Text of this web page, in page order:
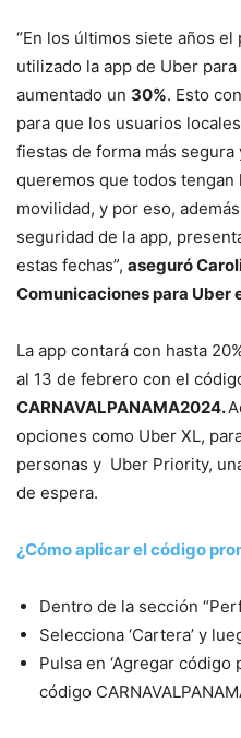
“En los últimos siete años
utilizado la app de Uber
aumentado un 30%. Esto
para que los usuarios
fiestas de forma más
queremos que todos
movilidad, y por eso,
seguridad de la app,
estas fechas”, aseguró
Comunicaciones para Uber
La app contará con hasta
al 13 de febrero con el
CARNAVALPANAMA2024.
opciones como Uber XL,
personas y Uber Priority,
de espera.
¿Cómo aplicar el código
Dentro de la sección
Selecciona ‘Cartera’ y
Pulsa en ‘Agregar código
código